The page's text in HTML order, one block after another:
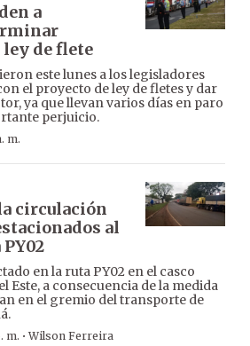
a
ley de flete
este lunes a los legisladores
el proyecto de ley de fletes y dar
ya que llevan varios días en paro
perjuicio.
m.
circulación
al
en la ruta PY02 en el casco
Este, a consecuencia de la medida
en el gremio del transporte de
m. ·Wilson Ferreira